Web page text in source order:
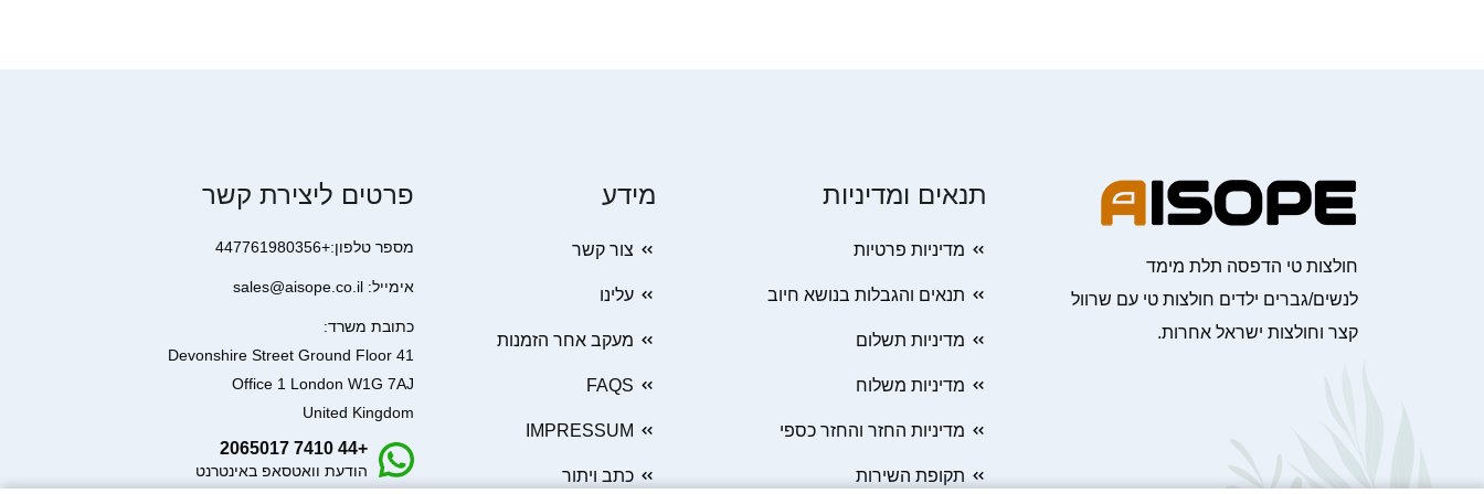
חולצות טי הדפסה תלת מימד
לנשים/גברים ילדים חולצות טי עם שרוול
קצר וחולצות ישראל אחרות.
תנאים ומדיניות
מדיניות פרטיות
תנאים והגבלות בנושא חיוב
מדיניות תשלום
מדיניות משלוח
מדיניות החזר והחזר כספי
תקופת השירות
מידע
צור קשר
עלינו
מעקב אחר הזמנות
FAQS
IMPRESSUM
כתב ויתור
פרטים ליצירת קשר
מספר טלפון:+447761980356
אימייל: sales@aisope.co.il
כתובת משרד:
41 Devonshire Street Ground Floor
Office 1 London W1G 7AJ
United Kingdom
+44 7410 2065017
הודעת וואטסאפ באינטרנט